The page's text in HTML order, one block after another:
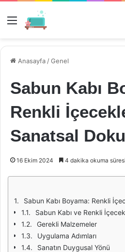
Menü
Anasayfa /Genel
Sabun Kabı
Renkli
Sanatsal
16 Ekim 2024 4 dakika okuma süresi
Sabun Kabı Boyama: Renkli
Sabun Kabı ve Renkli İçecekler:
Gerekli Malzemeler
Uygulama Adımları
Sanatın Duygusal Yönü